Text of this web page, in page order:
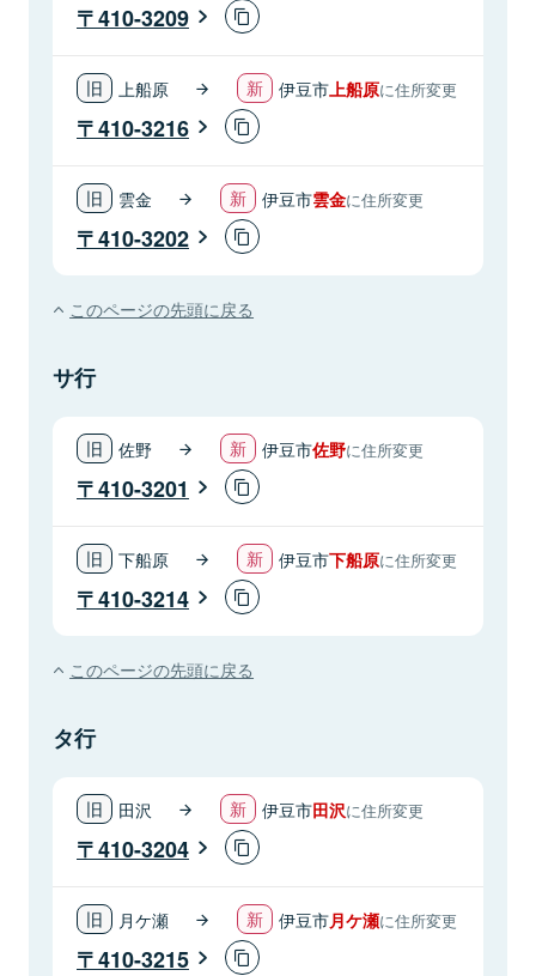
410-3209
上船原 伊豆市上船原に住所変更
410-3216
雲金 伊豆市雲金に住所変更
410-3202
このページの先頭に戻る
サ行
佐野 伊豆市佐野に住所変更
410-3201
下船原 伊豆市下船原に住所変更
410-3214
このページの先頭に戻る
タ行
田沢 伊豆市田沢に住所変更
410-3204
月ケ瀬 伊豆市月ケ瀬に住所変更
410-3215